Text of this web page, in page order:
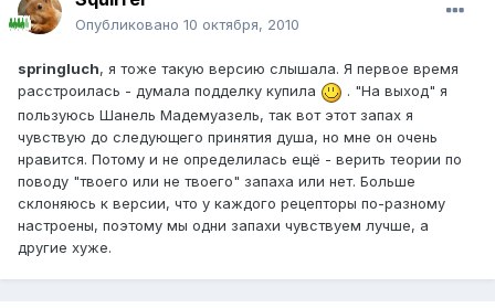
Опубликовано 10 октября, 2010
springluch, я тоже такую версию слышала. Я первое время
расстроилась - думала подделку купила
. "На выход" я
пользуюсь Шанель Мадемуазель, так вот этот запах я
чувствую до следующего принятия душа, но мне он очень
нравится. Потому и не определилась ещё - верить теории по
поводу "твоего или не твоего" запаха или нет. Больше
склоняюсь к версии, что у каждого рецепторы по-разному
настроены, поэтому мы одни запахи чувствуем лучше, а
другие хуже.